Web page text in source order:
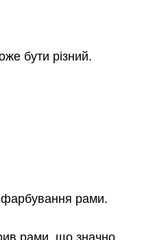
бути різний.
фарбування рами.
рами, що значно